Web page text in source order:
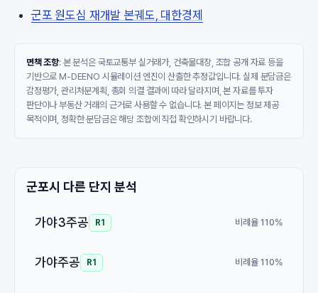
군포 원도심 재개발 본궤도, 대한경제
면책 조항: 본 분석은 국토교통부 실거래가, 건축물대장, 조합 공개 자료 등을
기반으로 M-DEENO 시뮬레이션 엔진이 산출한 추정값입니다. 실제 분담금은
감정평가, 관리처분계획, 총회 의결 결과에 따라 달라지며, 본 자료를 투자
판단이나 부동산 거래의 근거로 사용할 수 없습니다. 본 페이지는 정보 제공
목적이며, 정확한 분담금은 해당 조합에 직접 확인하시기 바랍니다.
군포시 다른 단지 분석
가야3주공 R1 비례율 110%
가야주공 R1 비례율 110%